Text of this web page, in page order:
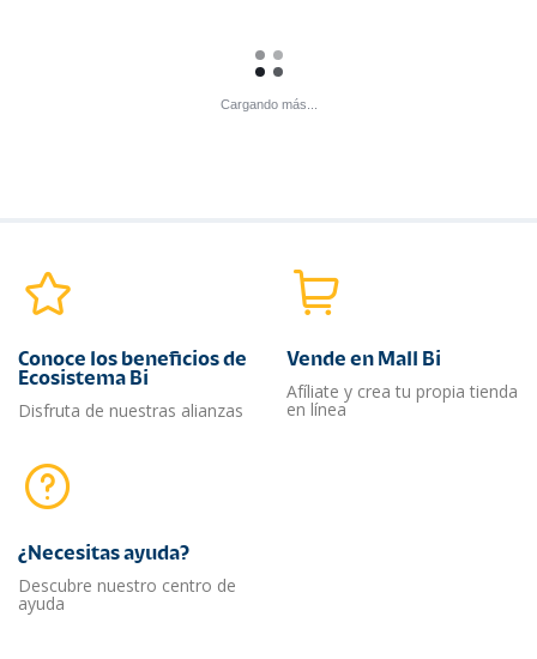
Bento Lunch Kids Online
MiniSkater Kuromi
Sin existencias